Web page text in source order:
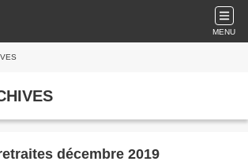
MENU
décembre 2019